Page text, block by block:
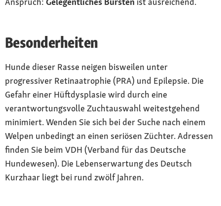
Besonderheiten
Hunde dieser Rasse neigen bisweilen unter
progressiver Retinaatrophie (PRA) und Epilepsie. Die
Gefahr einer Hüftdysplasie wird durch eine
verantwortungsvolle Zuchtauswahl weitestgehend
minimiert. Wenden Sie sich bei der Suche nach einem
Welpen unbedingt an einen seriösen Züchter. Adressen
finden Sie beim VDH (Verband für das Deutsche
Hundewesen). Die Lebenserwartung des Deutsch
Kurzhaar liegt bei rund zwölf Jahren.